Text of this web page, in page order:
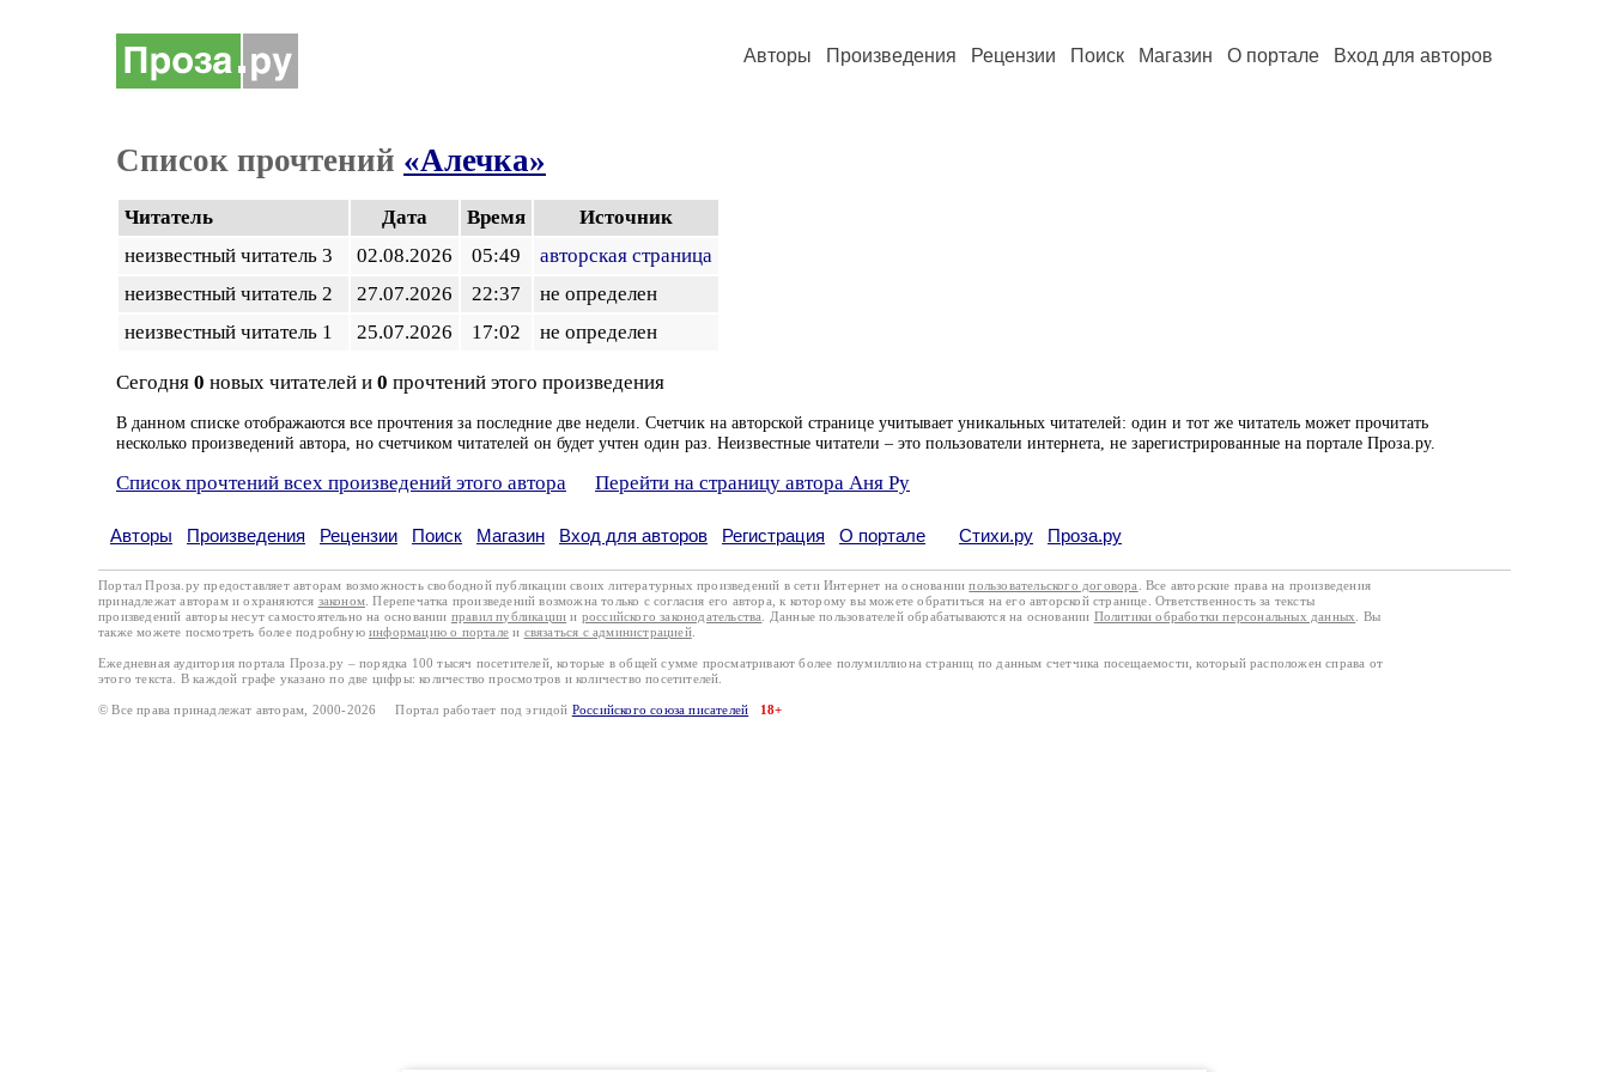
Авторы Произведения Рецензии Поиск Магазин О портале Вход для авторов
Список прочтений «Алечка»
Читатель Дата Время
Источник
неизвестный читатель 3
02.08.2026 05:49
авторская страница
неизвестный читатель 2
27.07.2026 22:37
не определен
неизвестный читатель 1
25.07.2026 17:02 не определен
Сегодня 0 новых читателей и 0 прочтений этого произведения
В данном списке отображаются все прочтения за последние две недели. Счетчик на авторской странице учитывает уникальных читателей: один и тот же читатель может прочитать
несколько произведений автора, но счетчиком читателей он будет учтен один раз. Неизвестные читатели – это пользователи интернета, не зарегистрированные на портале Проза.ру.
Список прочтений всех произведений этого автора Перейти на страницу автора Аня Ру
Авторы Произведения Рецензии Поиск Магазин Вход для авторов Регистрация О портале Стихи.ру Проза.ру
Портал Проза.ру предоставляет авторам возможность свободной публикации своих литературных произведений в сети Интернет на основаниипользовательского договора
. Все авторские права на произведения
принадлежат авторам и охраняются законом . Перепечатка произведений возможна только с согласия его автора, к которому вы можете обратиться на его авторской странице. Ответственность за тексты
произведений авторы несут самостоятельно на основании правил публикации и российского законодательства . Данные пользователей обрабатываются на основании Политики обработки персональных данных
. Вы
также можете посмотреть более подробную информацию о портале и связаться с администрацией.
Ежедневная аудитория портала Проза.ру – порядка 100 тысяч посетителей, которые в общей сумме просматривают более полумиллиона страниц по данным счетчика посещаемости, который расположен справа от
этого текста. В каждой графе указано по две цифры: количество просмотров и количество посетителей.
© Все права принадлежат авторам, 2000-2026 Портал работает под эгидой Российского союза писателей 18+